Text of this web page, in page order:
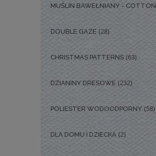
MUŚLIN BAWEŁNIANY - COTTON
DOUBLE GAZE (28)
CHRISTMAS PATTERNS (63)
DZIANINY DRESOWE (232)
POLIESTER WODOODPORNY (58)
DLA DOMU I DZIECKA (2)